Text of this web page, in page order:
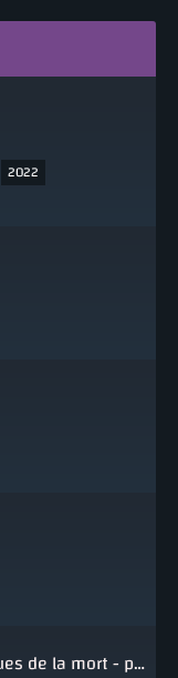
2022
Harry Potter et les reliques de la mort - partie 1